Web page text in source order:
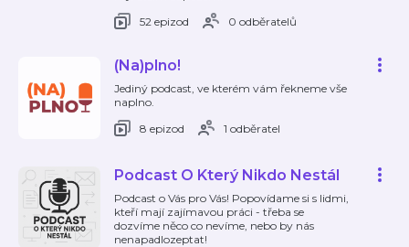
52 epizod
0 odběratelů
(Na)plno!
Jediný podcast, ve kterém vám řekneme vše
naplno.
8 epizod
1 odběratel
Podcast O Který Nikdo Nestál
Podcast o Vás pro Vás! Popovídame si s lidmi,
kteří mají zajímavou práci - třeba se
dozvíme něco co nevíme, nebo by nás
nenapadlozeptat!